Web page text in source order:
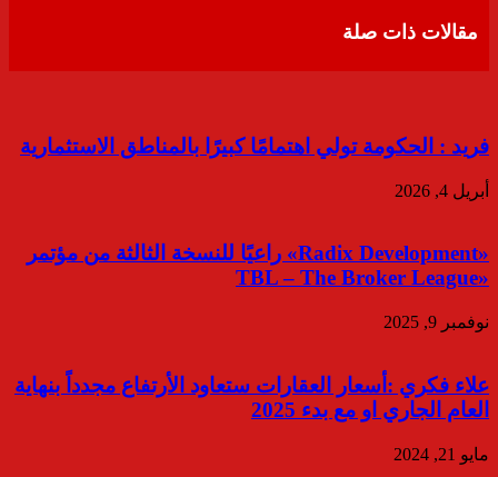
مقالات ذات صلة
فريد : الحكومة تولي اهتمامًا كبيرًا بالمناطق الاستثمارية
أبريل 4, 2026
«Radix Development» راعيًا للنسخة الثالثة من مؤتمر
«TBL – The Broker League
نوفمبر 9, 2025
علاء فكري :أسعار العقارات ستعاود الأرتفاع مجدداً بنهاية
العام الجاري او مع بدء 2025
مايو 21, 2024